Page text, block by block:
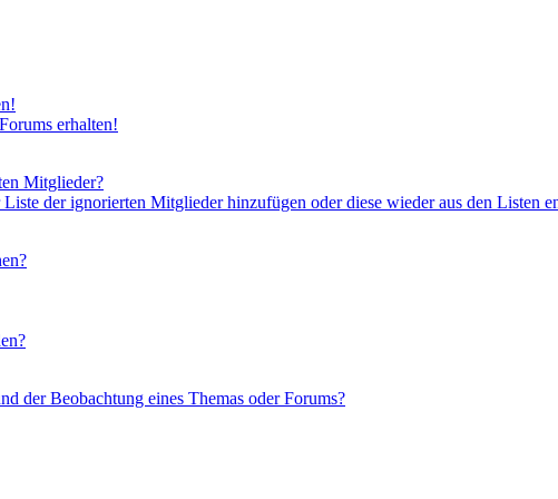
erhalten!
Mitglieder?
der ignorierten Mitglieder hinzufügen oder diese wieder aus den Listen
der Beobachtung eines Themas oder Forums?